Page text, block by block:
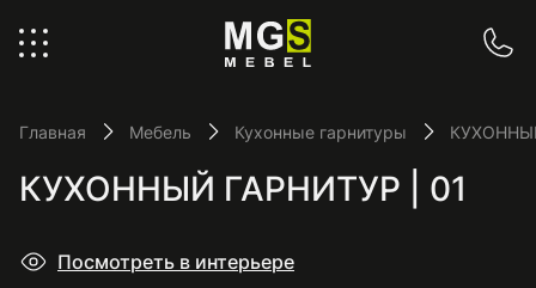
Главная Мебель Кухонные гарнитуры
КУХОННЫЙ ГАРНИТУР | 01
Посмотреть в интерьере